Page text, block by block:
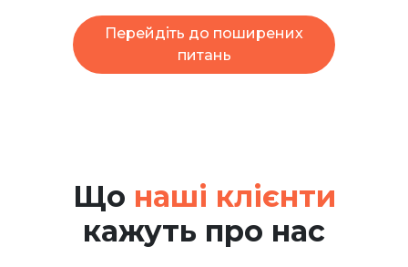
Перейдіть до поширених
питань
Що наші клієнти
кажуть про нас